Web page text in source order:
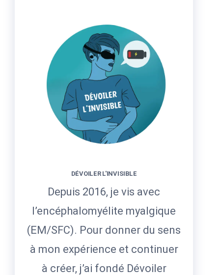
DÉVOILER L'INVISIBLE
Depuis 2016, je vis avec
l’encéphalomyélite myalgique
(EM/SFC). Pour donner du sens
à mon expérience et continuer
à créer, j’ai fondé Dévoiler